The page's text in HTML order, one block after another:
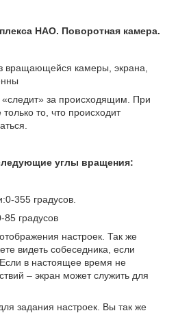
HAO. Поворотная камера.
вращающейся камеры, экрана,
за происходящим. При
то, что происходит
углы вращения:
355 градусов.
градусов
настроек. Так же
видеть собеседника, если
в настоящее время не
– экран может служить для
задания настроек. Вы так же